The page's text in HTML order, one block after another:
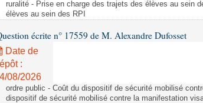
ruralité - Prise en charge des trajets des élèves au sein
élèves au sein des RPI
écrite n° 17559 de M. Alexandre Dufosset
Date de
:
08/2026
ordre public - Coût du dispositif de sécurité mobilisé
dispositif de sécurité mobilisé contre la manifestation